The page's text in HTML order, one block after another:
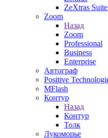
ZeXtras Suite
Zoom
Назад
Zoom
Professional
Business
Enterprise
Автограф
Positive
MFlash
Контур
Назад
Контур
Толк
Лукоморье